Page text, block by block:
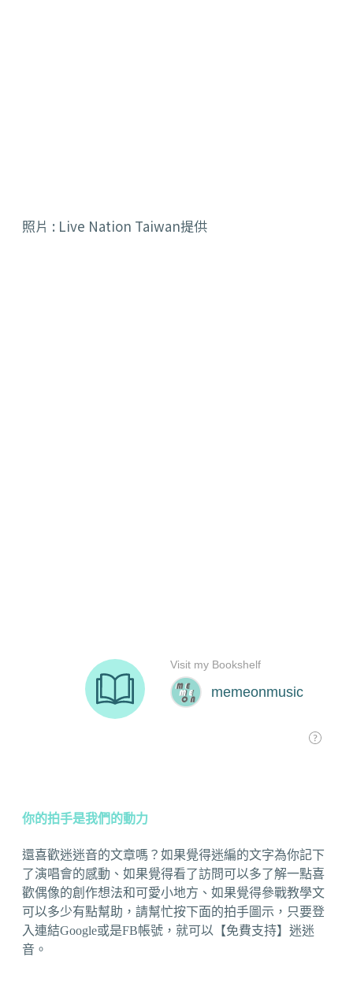
照片 : Live Nation Taiwan提供
你的拍手是我們的動力
還喜歡迷迷音的文章嗎？如果覺得迷編的文字為你記下
了演唱會的感動、如果覺得看了訪問可以多了解一點喜
歡偶像的創作想法和可愛小地方、如果覺得參戰教學文
可以多少有點幫助，請幫忙按下面的拍手圖示，只要登
入連結Google或是FB帳號，就可以【免費支持】迷迷
音。